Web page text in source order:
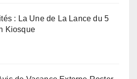
: La Une de La Lance du 5
Kiosque